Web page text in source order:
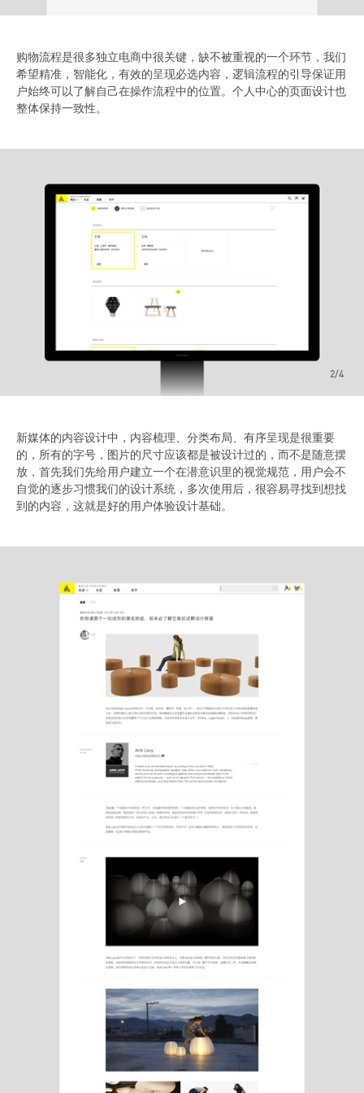
购物流程是很多独立电商中很关键，缺不被重视的一个环节，我们
希望精准，智能化，有效的呈现必选内容，逻辑流程的引导保证用
户始终可以了解自己在操作流程中的位置。个人中心的页面设计也
整体保持一致性。
3/4
新媒体的内容设计中，内容梳理、分类布局、有序呈现是很重要
的，所有的字号，图片的尺寸应该都是被设计过的，而不是随意摆
放，首先我们先给用户建立一个在潜意识里的视觉规范，用户会不
自觉的逐步习惯我们的设计系统，多次使用后，很容易寻找到想找
到的内容，这就是好的用户体验设计基础。